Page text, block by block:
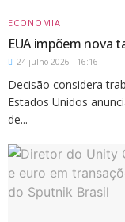
ECONOMIA
EUA impõem nova
24 julho 2026 - 16:16
Decisão considera
Estados Unidos
de...